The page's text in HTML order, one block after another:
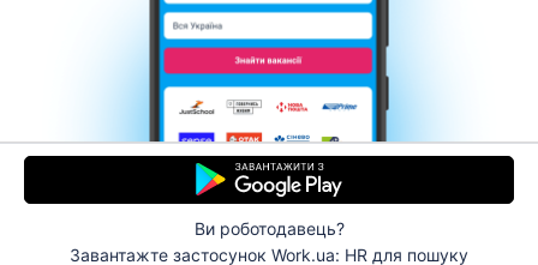
Ви роботодавець?
Завантажте застосунок Work.ua: HR для пошуку
Контакти Про нас
Кар’єра
Допомога Умови використання
© 2006–2026 Work.ua. Сервіс пошуку роботи №1 в